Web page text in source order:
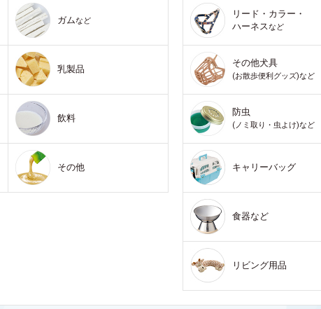
ガムなど
乳製品
飲料
その他
リード・カラー・
ハーネスなど
その他犬具
(お散歩便利グッズ)など
防虫
(ノミ取り・虫よけ)など
キャリーバッグ
食器など
リビング用品